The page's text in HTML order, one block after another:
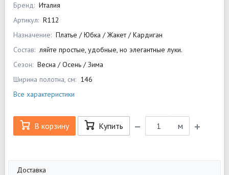
Бренд: Италия
Артикул: R112
Назначение: Платье / Юбка / Жакет / Кардиган
Состав: ляйте простые, удобные, но элегантные луки.
Сезон: Весна / Осень / Зима
Ширина полотна, см: 146
Все характеристики
В корзину Купить м
Доставка